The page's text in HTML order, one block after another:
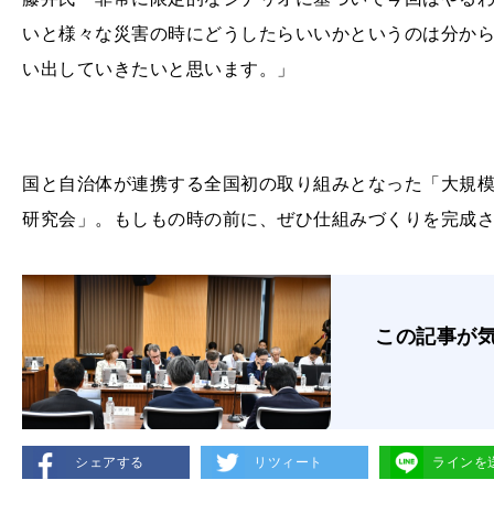
いと様々な災害の時にどうしたらいいかというのは分か
い出していきたいと思います。」
国と自治体が連携する全国初の取り組みとなった「大規
研究会」。もしもの時の前に、ぜひ仕組みづくりを完成
この記事が
シェアする リツィート ラインを